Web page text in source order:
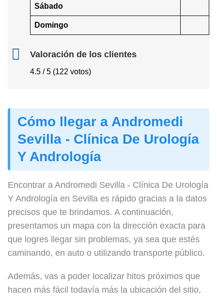
Sábado
Domingo
Valoración de los clientes
4.5 / 5 (122 votos)
Cómo llegar a Andromedi
Sevilla - Clínica De Urología
Y Andrología
Encontrar a Andromedi Sevilla - Clínica De Urología
Y Andrología en Sevilla es rápido gracias a la datos
precisos que te brindamos. A continuación,
presentamos un mapa con la dirección exacta para
que logres llegar sin problemas, ya sea que estés
caminando, en auto o utilizando transporte público.
Además, vas a poder localizar hitos próximos que
hacen más fácil todavía más la ubicación del sitio,